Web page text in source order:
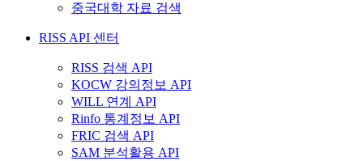
중국대학 자료 검색
RISS API 센터
RISS 검색 API
KOCW 강의정보 API
WILL 연계 API
Rinfo 통계정보 API
FRIC 검색 API
SAM 분석활용 API